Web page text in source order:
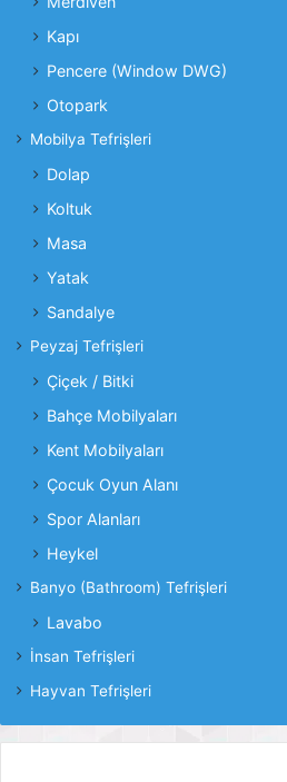
Kapı
Pencere (Window DWG)
Otopark
Mobilya Tefrişleri
Dolap
Koltuk
Masa
Yatak
Sandalye
Peyzaj Tefrişleri
Çiçek / Bitki
Bahçe Mobilyaları
Kent Mobilyaları
Çocuk Oyun Alanı
Spor Alanları
Heykel
Banyo (Bathroom) Tefrişleri
Lavabo
İnsan Tefrişleri
Hayvan Tefrişleri